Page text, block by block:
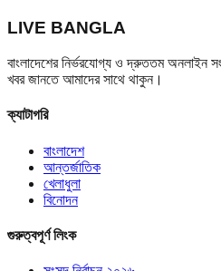
LIVE BANGLA
বাংলাদেশের নির্ভরযোগ্য ও দ্রুততম অনলাইন
খবর জানতে আমাদের সাথে থাকুন।
ক্যাটাগরি
বাংলাদেশ
আন্তর্জাতিক
খেলাধুলা
বিনোদন
গুরুত্বপূর্ণ লিংক